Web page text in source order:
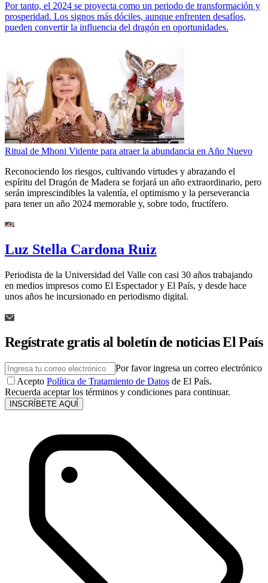
Por tanto, el 2024 se proyecta como un periodo de transformación y
prosperidad. Los signos más dóciles, aunque enfrenten desafíos,
pueden convertir la influencia del dragón en oportunidades.
Ritual de Mhoni Vidente para atraer la abundancia en Año Nuevo
Reconociendo los riesgos, cultivando virtudes y abrazando el
espíritu del Dragón de Madera se forjará un año extraordinario, pero
serán imprescindibles la valentía, el optimismo y la perseverancia
para tener un año 2024 memorable y, sobre todo, fructífero.
Luz Stella Cardona Ruiz
Periodista de la Universidad del Valle con casi 30 años trabajando
en medios impresos como El Espectador y El País, y desde hace
unos años he incursionado en periodismo digital.
Regístrate gratis al boletín de noticias El País
Por favor ingresa un correo electrónico
Acepto Política de Tratamiento de Datos de El País.
Recuerda aceptar los términos y condiciones para continuar.
INSCRÍBETE AQUÍ